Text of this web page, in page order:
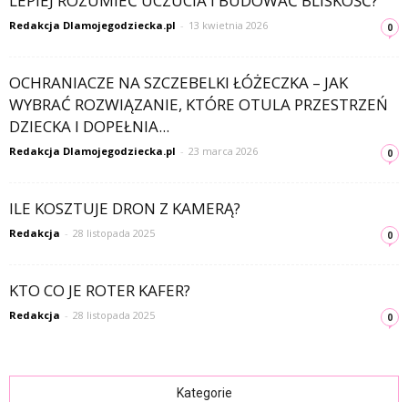
Redakcja Dlamojegodziecka.pl - 13 kwietnia 2026 0
OCHRANIACZE NA SZCZEBELKI ŁÓŻECZKA – JAK
WYBRAĆ ROZWIĄZANIE, KTÓRE OTULA PRZESTRZEŃ
DZIECKA I DOPEŁNIA...
Redakcja Dlamojegodziecka.pl - 23 marca 2026 0
ILE KOSZTUJE DRON Z KAMERĄ?
Redakcja - 28 listopada 2025 0
KTO CO JE ROTER KAFER?
Redakcja - 28 listopada 2025 0
Kategorie